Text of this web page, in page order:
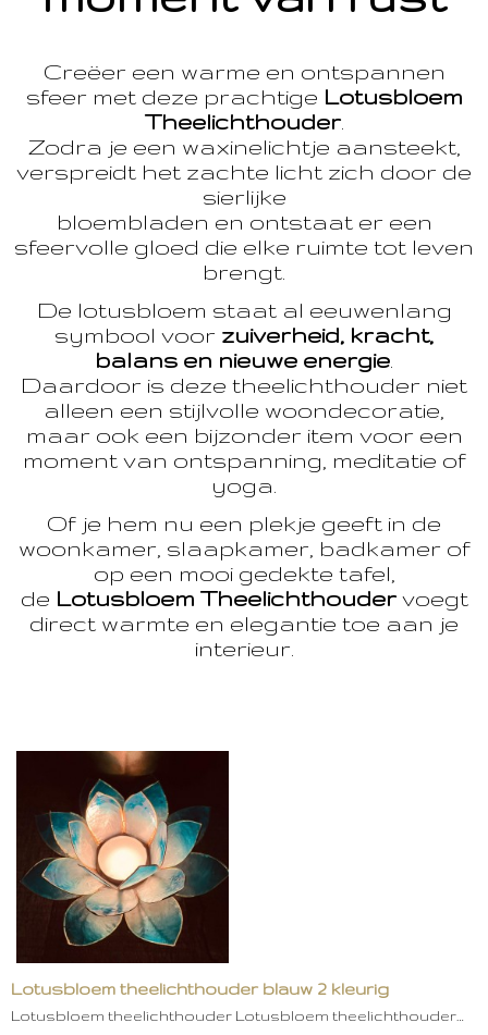
Creëer een warme en ontspannen
sfeer met deze prachtige Lotusbloem
Theelichthouder.
Zodra je een waxinelichtje aansteekt,
verspreidt het zachte licht zich door de
sierlijke
bloembladen en ontstaat er een
sfeervolle gloed die elke ruimte tot leven
brengt.
De lotusbloem staat al eeuwenlang
symbool voor zuiverheid, kracht,
balans en nieuwe energie
Daardoor is deze theelichthouder niet
alleen een stijlvolle woondecoratie,
maar ook een bijzonder item voor een
moment van ontspanning, meditatie of
yoga.
Of je hem nu een plekje geeft in de
woonkamer, slaapkamer, badkamer of
op een mooi gedekte tafel,
de Lotusbloem Theelichthoudervoegt
direct warmte en elegantie toe aan je
interieur.
Lotusbloem theelichthouder blauw 2 kleurig
Lotusbloem theelichthouder Lotusbloem theelichthouder…